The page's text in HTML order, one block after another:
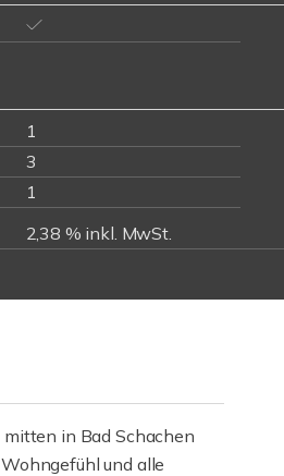
1
3
1
2,38 % inkl. MwSt.
in Bad Schachen
und alle